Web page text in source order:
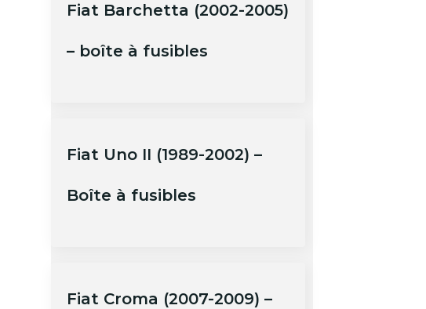
Fiat Barchetta (2002-2005)
– boîte à fusibles
Fiat Uno II (1989-2002) –
Boîte à fusibles
Fiat Croma (2007-2009) –